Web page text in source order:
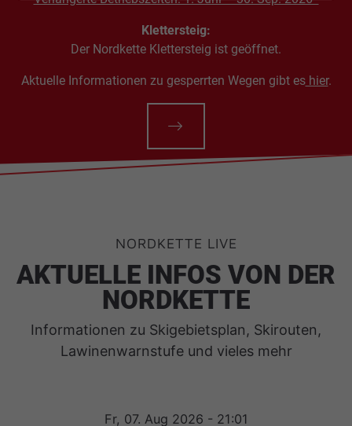
Klettersteig:
Der Nordkette Klettersteig ist geöffnet.
Aktuelle Informationen zu gesperrten Wegen gibt eshier.
NORDKETTE LIVE
AKTUELLE INFOS VON DER
NORDKETTE
Informationen zu Skigebietsplan, Skirouten,
Lawinenwarnstufe und vieles mehr
Fr, 07. Aug 2026 - 21:01